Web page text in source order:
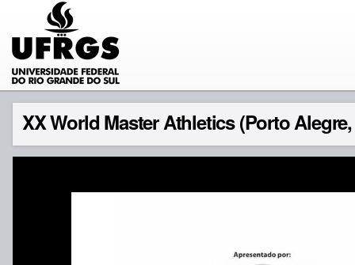
XX World Master Athletics (Porto